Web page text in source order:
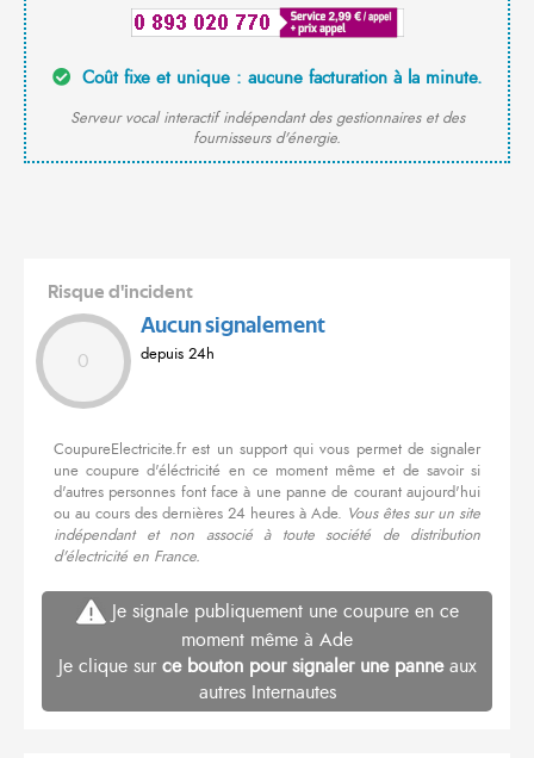
Coût fixe et unique : aucune facturation à la minute.
Serveur vocal interactif indépendant des gestionnaires et des
fournisseurs d'énergie.
Risque d'incident
0
Aucun signalement
depuis 24h
CoupureElectricite.fr est un support qui vous permet de signaler
une coupure d'éléctricité en ce moment même et de savoir si
d'autres personnes font face à une panne de courant aujourd'hui
ou au cours des dernières 24 heures à Ade. Vous êtes sur un site
indépendant et non associé à toute société de distribution
d'électricité en France.
Je signale publiquement une coupure en ce
moment même à Ade
Je clique sur ce bouton pour signaler une panneaux
autres Internautes